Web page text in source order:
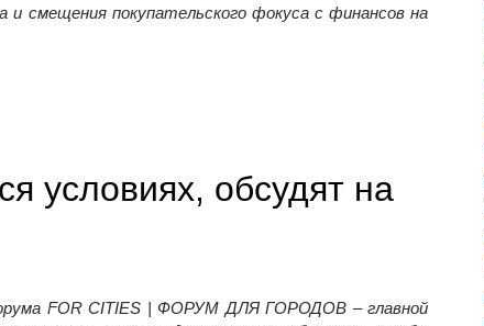
и смещения покупательского фокуса с финансов на
регионы и пустующие этажи
условиях, обсудят на
FOR CITIES | ФОРУМ ДЛЯ ГОРОДОВ – главной